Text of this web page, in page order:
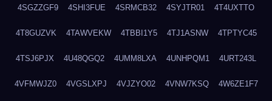
4SGZZGF9 4SHI3FUE 4SRMCB32 4SYJTR01 4T4UXTTO
4T8GUZVK 4TAWVEKW 4TBBI1Y5 4TJ1ASNW 4TPTYC45
4TSJ6PJX 4U48QGQ2 4UMM8LXA 4UNHPQM1 4URT243L
4VFMWJZ0 4VGSLXPJ 4VJZYO02 4VNW7KSQ 4W6ZE1F7